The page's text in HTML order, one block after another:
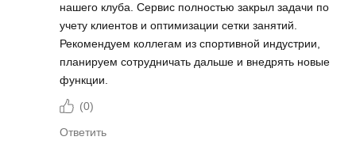
нашего клуба. Сервис полностью закрыл задачи по
учету клиентов и оптимизации сетки занятий.
Рекомендуем коллегам из спортивной индустрии,
планируем сотрудничать дальше и внедрять новые
функции.
(0)
Ответить